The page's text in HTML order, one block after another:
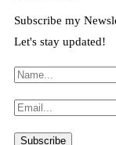
Subscribe my
Let's stay updated!